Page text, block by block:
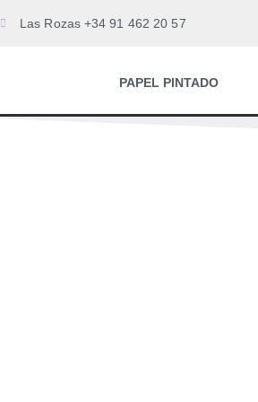
Las Rozas +34 91 462 20 57
PAPEL PINTADO